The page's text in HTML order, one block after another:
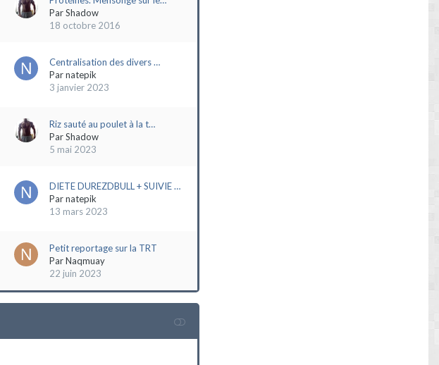
ParShadow
18 octobre 2016
Centralisation des divers …
Parnatepik
3 janvier 2023
Riz sauté au poulet à la t…
ParShadow
5 mai 2023
DIETE DUREZDBULL + SUIVIE …
Parnatepik
13 mars 2023
Petit reportage sur la TRT
ParNaqmuay
22 juin 2023